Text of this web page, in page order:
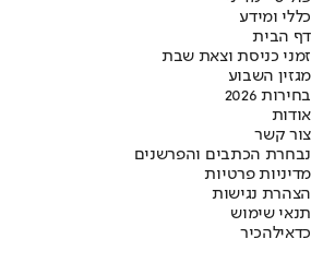
כללי ומידע
דף הבית
זמני כניסת וצאת שבת
מגזין השבוע
בחירות 2026
אודות
צור קשר
נבחרת הכתבים והפרשנים
מדיניות פרטיות
הצהרת נגישות
תנאי שימוש
כדאילהכיר